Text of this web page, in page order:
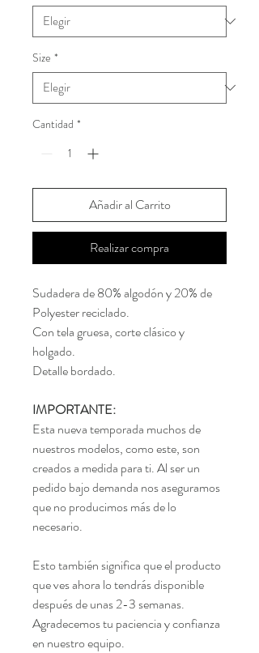
Size *
Cantidad *
Añadir al Carrito
Realizar compra
Sudadera de 80% algodón y 20% de
Polyester reciclado.
Con tela gruesa, corte clásico y
holgado.
Detalle bordado.
IMPORTANTE:
Esta nueva temporada muchos de
nuestros modelos, como este, son
creados a medida para ti. Al ser un
pedido bajo demanda nos aseguramos
que no producimos más de lo
necesario.
Esto también significa que el producto
que ves ahora lo tendrás disponible
después de unas 2-3 semanas.
Agradecemos tu paciencia y confianza
en nuestro equipo.